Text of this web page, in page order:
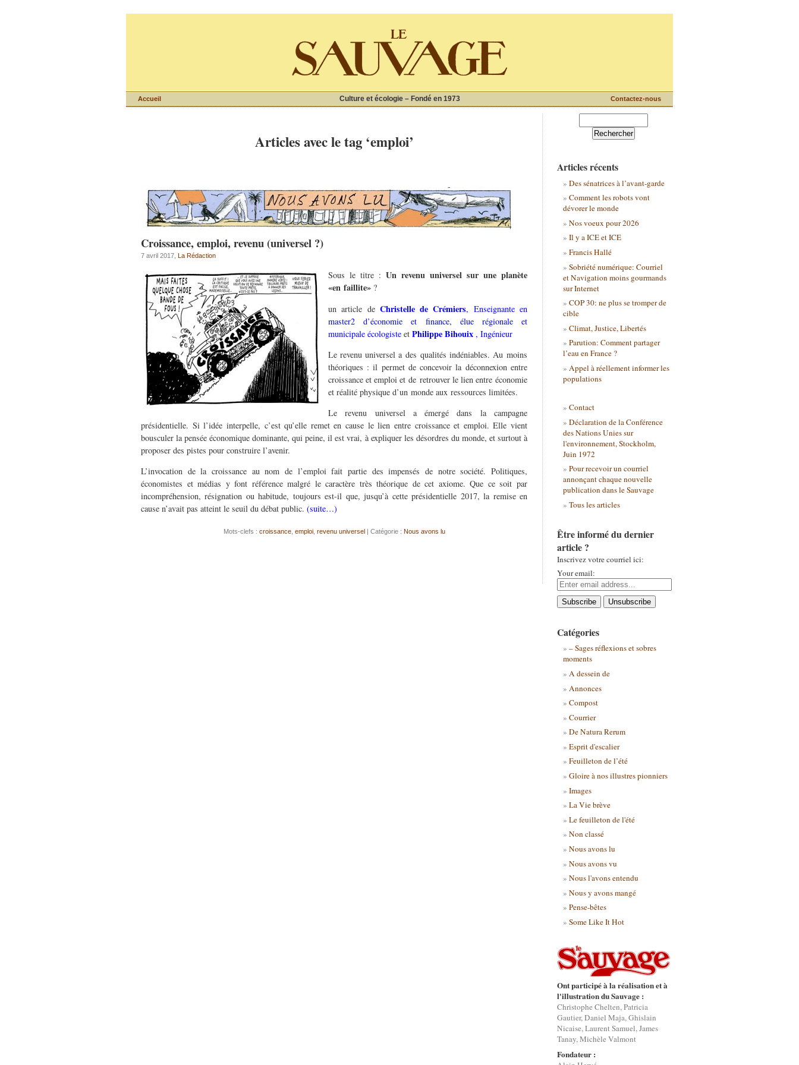
Culture et écologie – Fondé en 1973
Accueil Contactez-nous
Articles avec le tag ‘emploi’
Croissance, emploi, revenu (universel ?)
7 avril 2017, La Rédaction
Sous le titre : Un revenu universel sur une planète
«en faillite» ?
un article de Christelle de Crémiers, Enseignante en
master2 d’économie et finance, élue régionale et
municipale écologiste et Philippe Bihouix , Ingénieur
Le revenu universel a des qualités indéniables. Au moins
théoriques : il permet de concevoir la déconnexion entre
croissance et emploi et de retrouver le lien entre économie
et réalité physique d’un monde aux ressources limitées.
Le revenu universel a émergé dans la campagne
présidentielle. Si l’idée interpelle, c’est qu’elle remet en cause le lien entre croissance et emploi. Elle vient
bousculer la pensée économique dominante, qui peine, il est vrai, à expliquer les désordres du monde, et surtout à
proposer des pistes pour construire l’avenir.
L’invocation de la croissance au nom de l’emploi fait partie des impensés de notre société. Politiques,
économistes et médias y font référence malgré le caractère très théorique de cet axiome. Que ce soit par
incompréhension, résignation ou habitude, toujours est-il que, jusqu’à cette présidentielle 2017, la remise en
cause n’avait pas atteint le seuil du débat public. (suite…)
Mots-clefs : croissance, emploi, revenu universel| Catégorie : Nous avons lu
Articles récents
Des sénatrices à l’avant-garde
Comment les robots vont
dévorer le monde
Nos voeux pour 2026
Il y a ICE et ICE
Francis Hallé
Sobriété numérique: Courriel
et Navigation moins gourmands
sur Internet
COP 30: ne plus se tromper de
cible
Climat, Justice, Libertés
Parution: Comment partager
l’eau en France ?
Appel à réellement informer les
populations
Contact
Déclaration de la Conférence
des Nations Unies sur
l'environnement, Stockholm,
Juin 1972
Pour recevoir un courriel
annonçant chaque nouvelle
publication dans le Sauvage
Tous les articles
Être informé du dernier
article ?
Inscrivez votre courriel ici:
Your email:
Catégories
– Sages réflexions et sobres
moments
A dessein de
Annonces
Compost
Courrier
De Natura Rerum
Esprit d'escalier
Feuilleton de l’été
Gloire à nos illustres pionniers
Images
La Vie brève
Le feuilleton de l'été
Non classé
Nous avons lu
Nous avons vu
Nous l'avons entendu
Nous y avons mangé
Pense-bêtes
Some Like It Hot
Ont participé à la réalisation et à
l'illustration du Sauvage :
Christophe Chelten, Patricia
Gautier, Daniel Maja, Ghislain
Nicaise, Laurent Samuel, James
Tanay, Michèle Valmont
Fondateur :